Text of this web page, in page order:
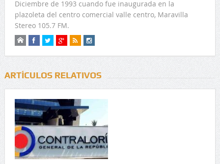
Diciembre de 1993 cuando fue inaugurada en la
plazoleta del centro comercial valle centro, Maravilla
Stereo 105.7 FM.
ARTÍCULOS RELATIVOS